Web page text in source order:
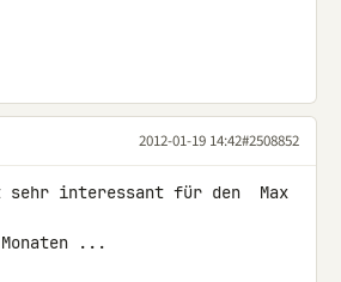
2012-01-19 14:42#2508852
sehr interessant für den  Max
Monaten ...